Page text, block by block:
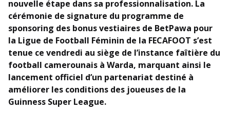
nouvelle étape dans sa professionnalisation. La
cérémonie de signature du programme de
sponsoring des bonus vestiaires de BetPawa pour
la Ligue de Football Féminin de la FECAFOOT s’est
tenue ce vendredi au siège de l’instance faîtière du
football camerounais à Warda, marquant ainsi le
lancement officiel d’un partenariat destiné à
améliorer les conditions des joueuses de la
Guinness Super League.